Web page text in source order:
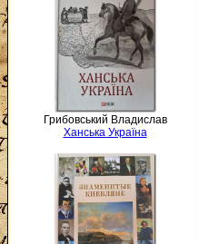
Грибовський Владислав
Ханська Україна